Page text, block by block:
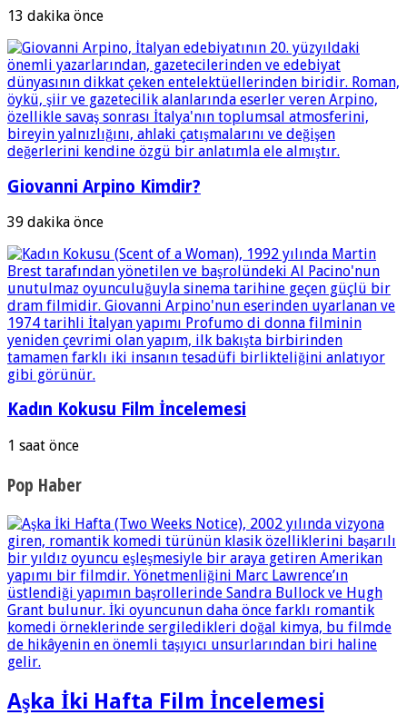
13 dakika önce
Giovanni Arpino Kimdir?
39 dakika önce
Kadın Kokusu Film İncelemesi
1 saat önce
Pop Haber
Aşka İki Hafta Film İncelemesi